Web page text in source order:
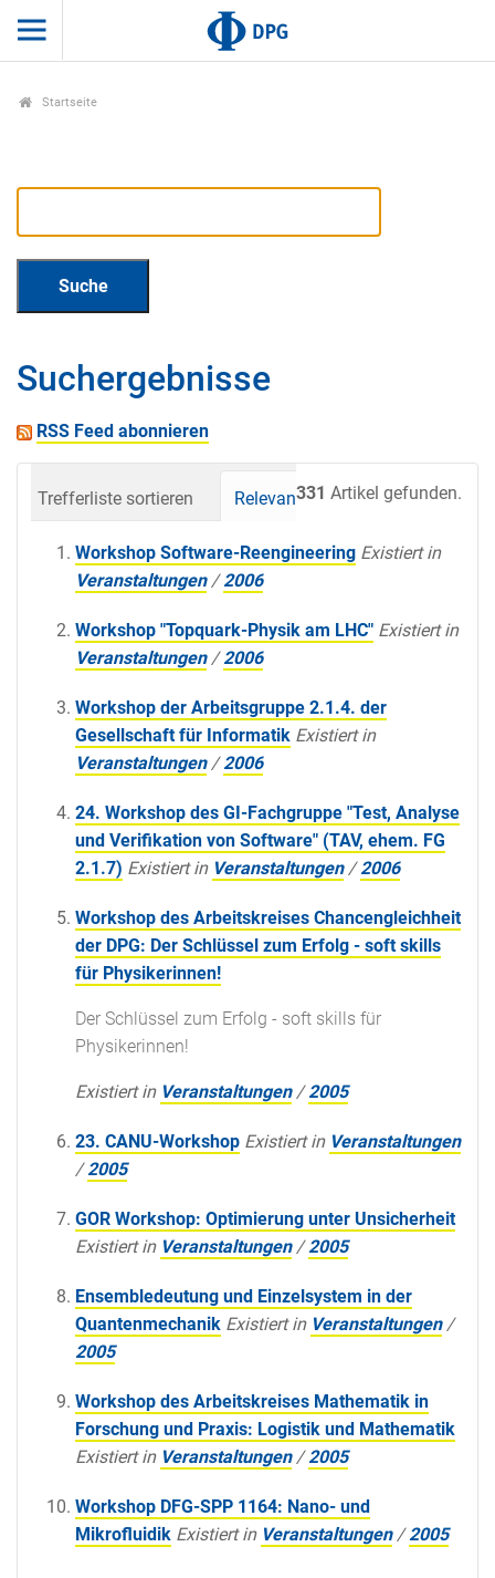
Startseite
Suchergebnisse
RSS Feed abonnieren
331 Artikel gefunden.
Trefferliste sortieren Relevanz Datum
Workshop Software-Reengineering Existiert in
Veranstaltungen /2006
Workshop "Topquark-Physik am LHC" Existiert in
Veranstaltungen /2006
Workshop der Arbeitsgruppe 2.1.4. der
Gesellschaft für Informatik Existiert in
Veranstaltungen /2006
24. Workshop des GI-Fachgruppe "Test, Analyse
und Verifikation von Software" (TAV, ehem. FG
2.1.7) Existiert in Veranstaltungen /2006
Workshop des Arbeitskreises Chancengleichheit
der DPG: Der Schlüssel zum Erfolg - soft skills
für Physikerinnen!
Der Schlüssel zum Erfolg - soft skills für
Physikerinnen!
Existiert in Veranstaltungen /2005
23. CANU-Workshop Existiert in Veranstaltungen
/2005
GOR Workshop: Optimierung unter Unsicherheit
Existiert in Veranstaltungen /2005
Ensembledeutung und Einzelsystem in der
Quantenmechanik Existiert in Veranstaltungen /
2005
Workshop des Arbeitskreises Mathematik in
Forschung und Praxis: Logistik und Mathematik
Existiert in Veranstaltungen /2005
Workshop DFG-SPP 1164: Nano- und
Mikrofluidik Existiert in Veranstaltungen /2005